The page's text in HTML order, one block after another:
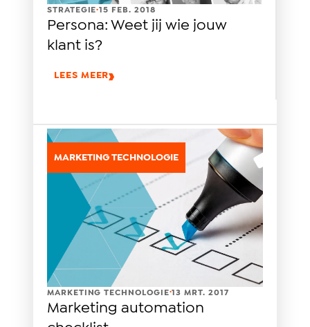
STRATEGIE.15 FEB. 2018
Persona: Weet jij wie jouw
klant is?
LEES MEER
MARKETING TECHNOLOGIE
MARKETING TECHNOLOGIE.13 MRT. 2017
Marketing automation